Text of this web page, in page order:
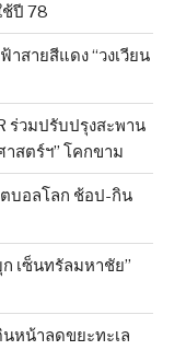
ปี 78
สายสีแดง “วงเวียน
ร่วมปรับปรุงสะพาน
สตร์ฯ” โคกขาม
บอลโลก ช้อป-กิน
เซ็นทรัลมหาชัย”
หน้าลดขยะทะเล